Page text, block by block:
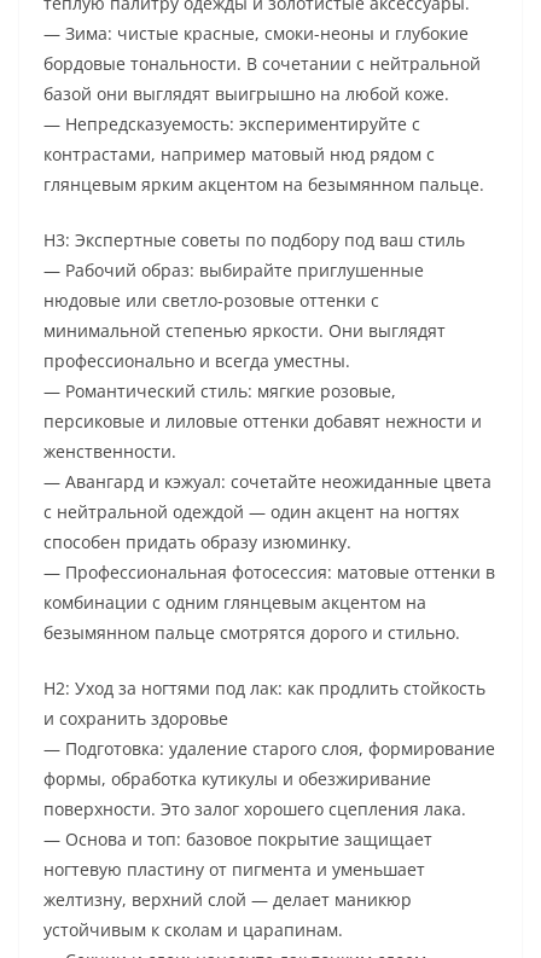
— Зима: чистые красные, смоки-неоны и глубокие
бордовые тональности. В сочетании с нейтральной
базой они выглядят выигрышно на любой коже.
— Непредсказуемость: экспериментируйте с
контрастами, например матовый нюд рядом с
глянцевым ярким акцентом на безымянном пальце.
H3: Экспертные советы по подбору под ваш стиль
— Рабочий образ: выбирайте приглушенные
нюдовые или светло-розовые оттенки с
минимальной степенью яркости. Они выглядят
профессионально и всегда уместны.
— Романтический стиль: мягкие розовые,
персиковые и лиловые оттенки добавят нежности и
женственности.
— Авангард и кэжуал: сочетайте неожиданные цвета
с нейтральной одеждой — один акцент на ногтях
способен придать образу изюминку.
— Профессиональная фотосессия: матовые оттенки в
комбинации с одним глянцевым акцентом на
безымянном пальце смотрятся дорого и стильно.
H2: Уход за ногтями под лак: как продлить стойкость
и сохранить здоровье
— Подготовка: удаление старого слоя, формирование
формы, обработка кутикулы и обезжиривание
поверхности. Это залог хорошего сцепления лака.
— Основа и топ: базовое покрытие защищает
ногтевую пластину от пигмента и уменьшает
желтизну, верхний слой — делает маникюр
устойчивым к сколам и царапинам.